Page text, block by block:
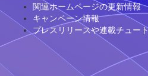
関連ホームページの更新情報
キャンペーン情報
プレスリリースや連載チュー